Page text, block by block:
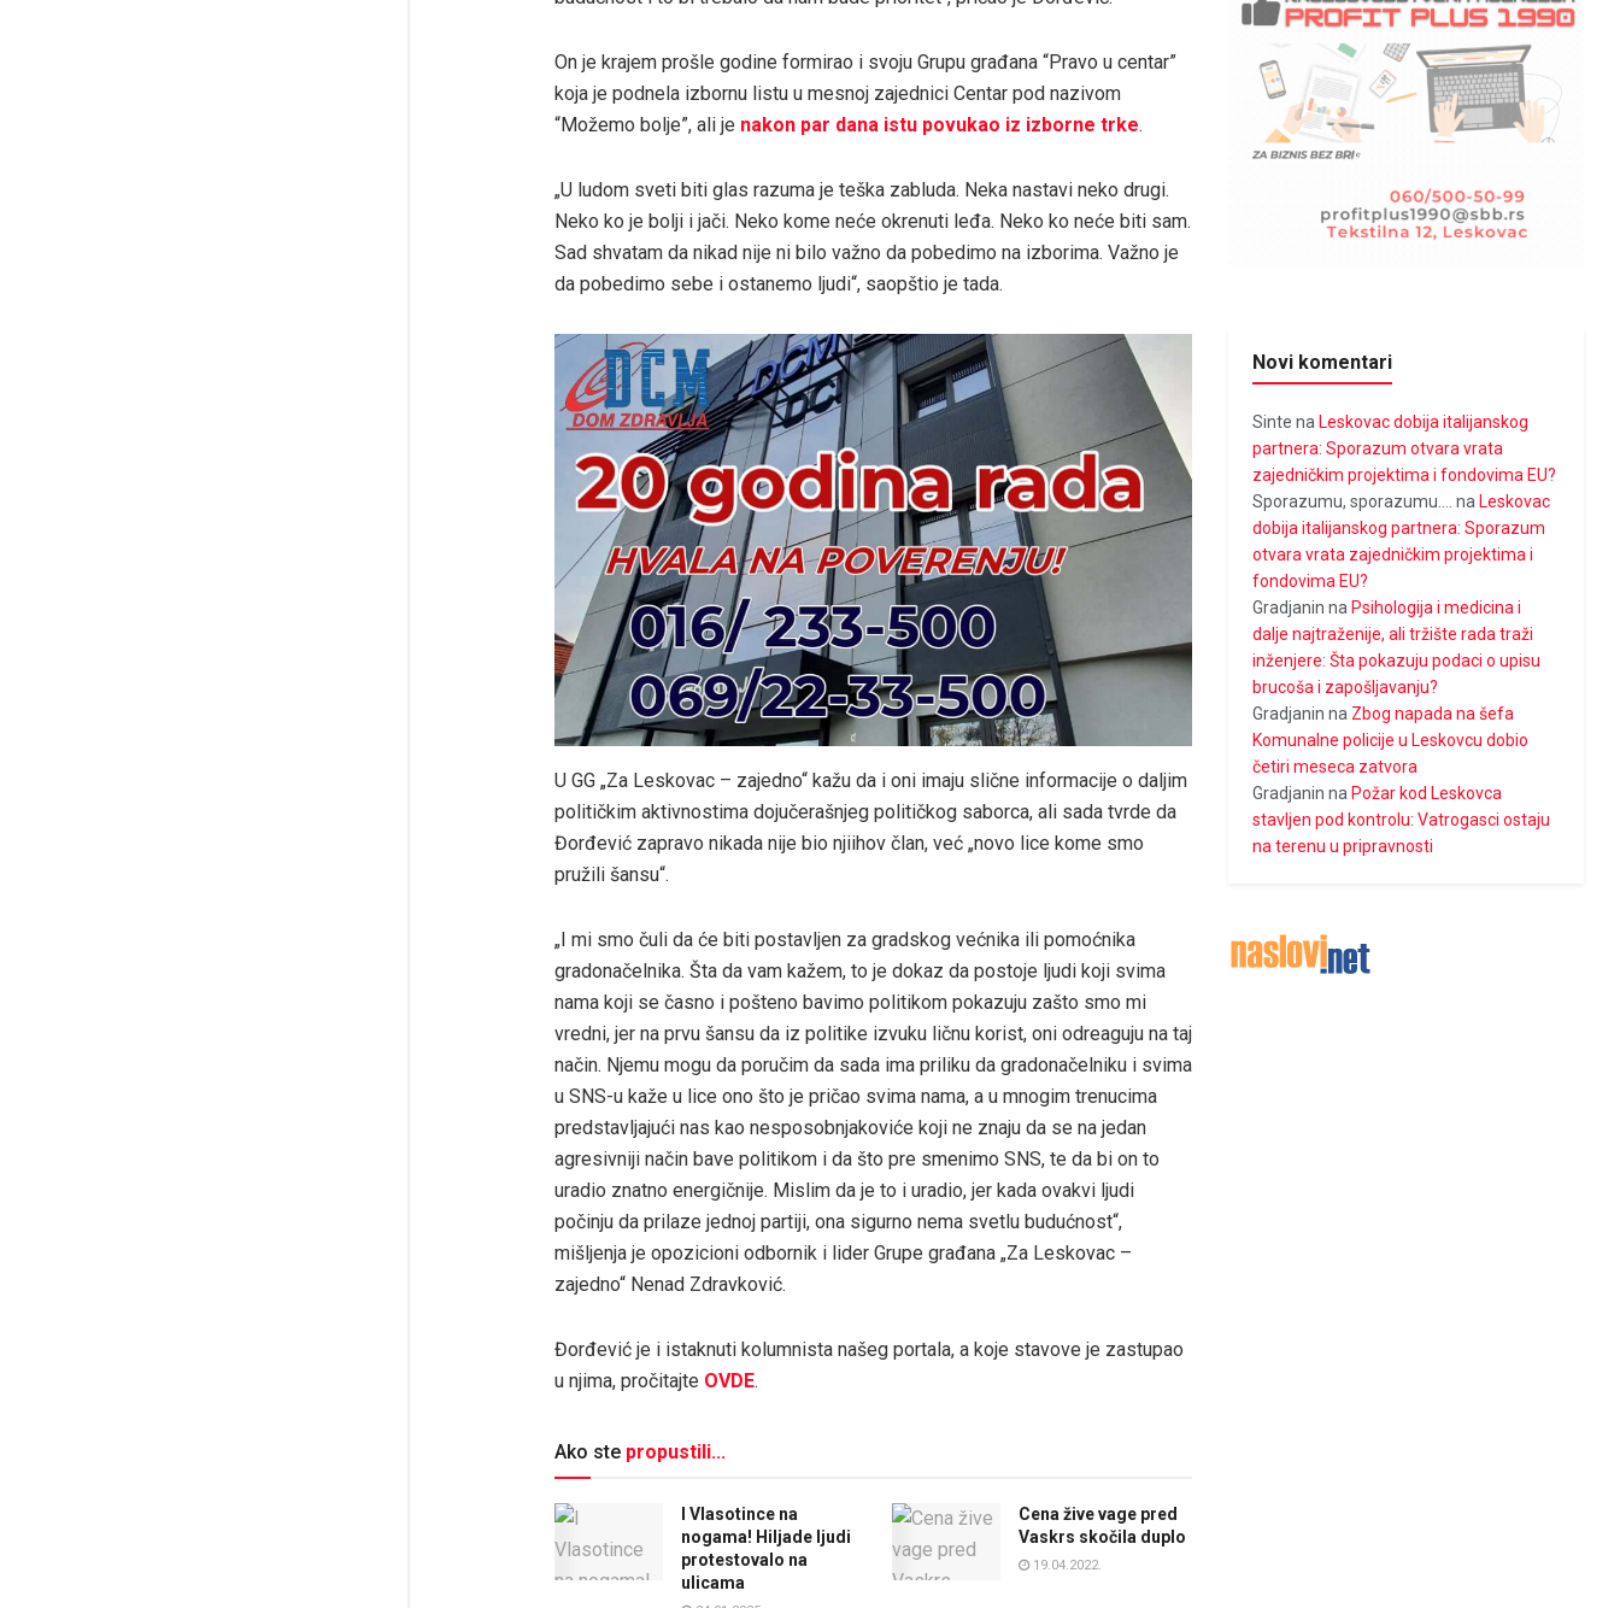
On je krajem prošle godine formirao i svoju Grupu građana “Pravo u centar”
koja je podnela izbornu listu u mesnoj zajednici Centar pod nazivom
“Možemo bolje”, ali je nakon par dana istu povukao iz izborne trke.
„U ludom sveti biti glas razuma je teška zabluda. Neka nastavi neko drugi.
Neko ko je bolji i jači. Neko kome neće okrenuti leđa. Neko ko neće biti sam.
Sad shvatam da nikad nije ni bilo važno da pobedimo na izborima. Važno je
da pobedimo sebe i ostanemo ljudi“, saopštio je tada.
U GG „Za Leskovac – zajedno“ kažu da i oni imaju slične informacije o daljim
političkim aktivnostima dojučerašnjeg političkog saborca, ali sada tvrde da
Đorđević zapravo nikada nije bio njiihov član, već „novo lice kome smo
pružili šansu“.
„I mi smo čuli da će biti postavljen za gradskog većnika ili pomoćnika
gradonačelnika. Šta da vam kažem, to je dokaz da postoje ljudi koji svima
nama koji se časno i pošteno bavimo politikom pokazuju zašto smo mi
vredni, jer na prvu šansu da iz politike izvuku ličnu korist, oni odreaguju na taj
način. Njemu mogu da poručim da sada ima priliku da gradonačelniku i svima
u SNS-u kaže u lice ono što je pričao svima nama, a u mnogim trenucima
predstavljajući nas kao nesposobnjakoviće koji ne znaju da se na jedan
agresivniji način bave politikom i da što pre smenimo SNS, te da bi on to
uradio znatno energičnije. Mislim da je to i uradio, jer kada ovakvi ljudi
počinju da prilaze jednoj partiji, ona sigurno nema svetlu budućnost“,
mišljenja je opozicioni odbornik i lider Grupe građana „Za Leskovac –
zajedno“ Nenad Zdravković.
Đorđević je i istaknuti kolumnista našeg portala, a koje stavove je zastupao
u njima, pročitajte OVDE.
Ako ste propustili...
I Vlasotince na
nogama! Hiljade ljudi
protestovalo na
ulicama
Cena žive vage pred
Vaskrs skočila duplo
19.04.2022.
Novi komentari
Sinte na Leskovac dobija italijanskog
partnera: Sporazum otvara vrata
zajedničkim projektima i fondovima EU?
Sporazumu, sporazumu.... na Leskovac
dobija italijanskog partnera: Sporazum
otvara vrata zajedničkim projektima i
fondovima EU?
Gradjanin na Psihologija i medicina i
dalje najtraženije, ali tržište rada traži
inženjere: Šta pokazuju podaci o upisu
brucoša i zapošljavanju?
Gradjanin na Zbog napada na šefa
Komunalne policije u Leskovcu dobio
četiri meseca zatvora
Gradjanin na Požar kod Leskovca
stavljen pod kontrolu: Vatrogasci ostaju
na terenu u pripravnosti